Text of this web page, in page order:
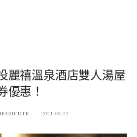
麗禧溫泉酒店雙人湯屋
優惠！
2021-03-22